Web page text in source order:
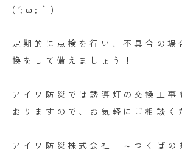
(´;ω;｀)
定期的に点検を行い、不具合の場
換をして備えましょう！
アイワ防災では誘導灯の交換工事
おりますので、お気軽にご相談
アイワ防災株式会社 ～つくばの